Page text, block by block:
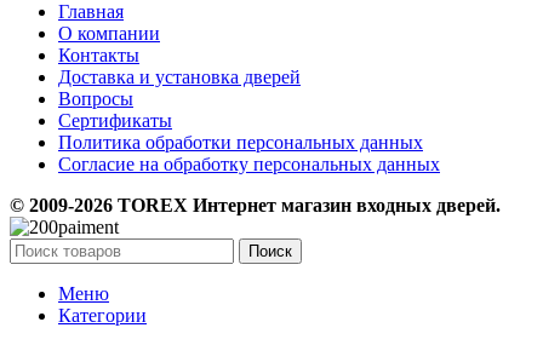
Главная
О компании
Контакты
Доставка и установка дверей
Вопросы
Сертификаты
Политика обработки персональных данных
Согласие на обработку персональных данных
© 2009-2026 TOREX Интернет магазин входных дверей.
Поиск
Меню
Категории